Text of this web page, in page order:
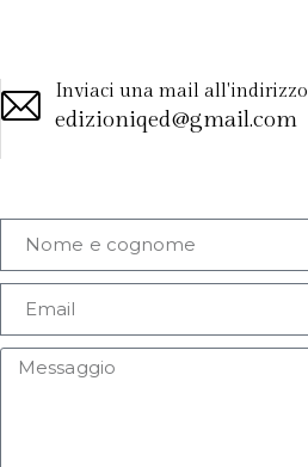
Inviaci una mail all'indirizzo
edizioniqed@gmail.com